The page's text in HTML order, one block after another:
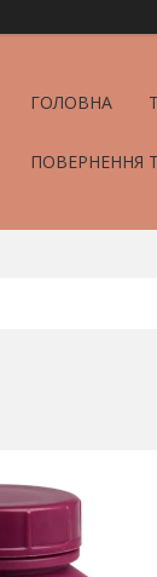
ГОЛОВНА
ПОВЕРНЕННЯ